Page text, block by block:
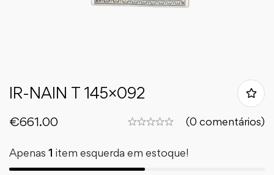
IR-NAIN T 145×092
€661.00 (0 comentários)
Apenas 1 item esquerda em estoque!